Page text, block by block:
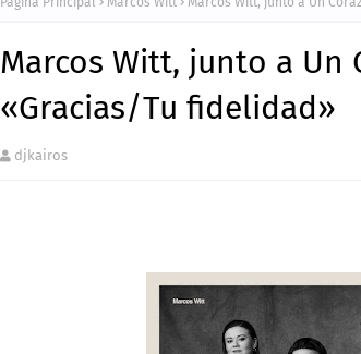
Marcos Witt, junto a Un
«Gracias/Tu fidelidad»
djkairos